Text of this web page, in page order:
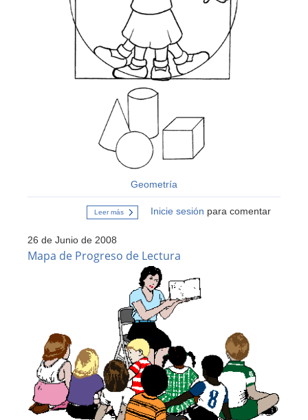
Geometría
Leer más sobre
Educación
básico)
Inicie sesión para comentar
26 de Junio de 2008
Mapa de Progreso de Lectura